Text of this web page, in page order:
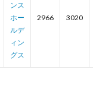
ンス
ホー
ルデ
ィン
グス
2966 3020